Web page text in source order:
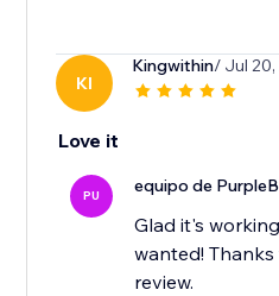
KI
Kingwithin/ Jul
Love it
PU equipo de
Glad it's
wanted!
review.